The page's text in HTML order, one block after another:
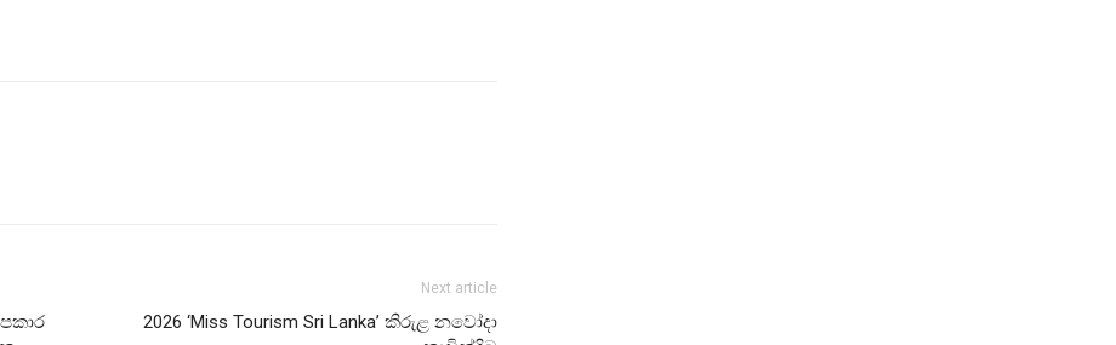
Next article
2026 ‘Miss Tourism Sri Lanka’ කිරුළ නවෝදා